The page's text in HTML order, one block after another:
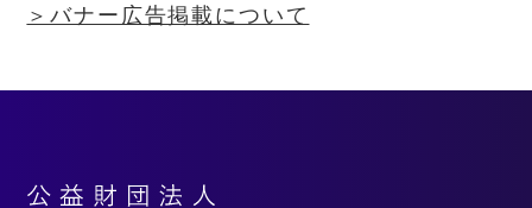
＞バナー広告掲載について